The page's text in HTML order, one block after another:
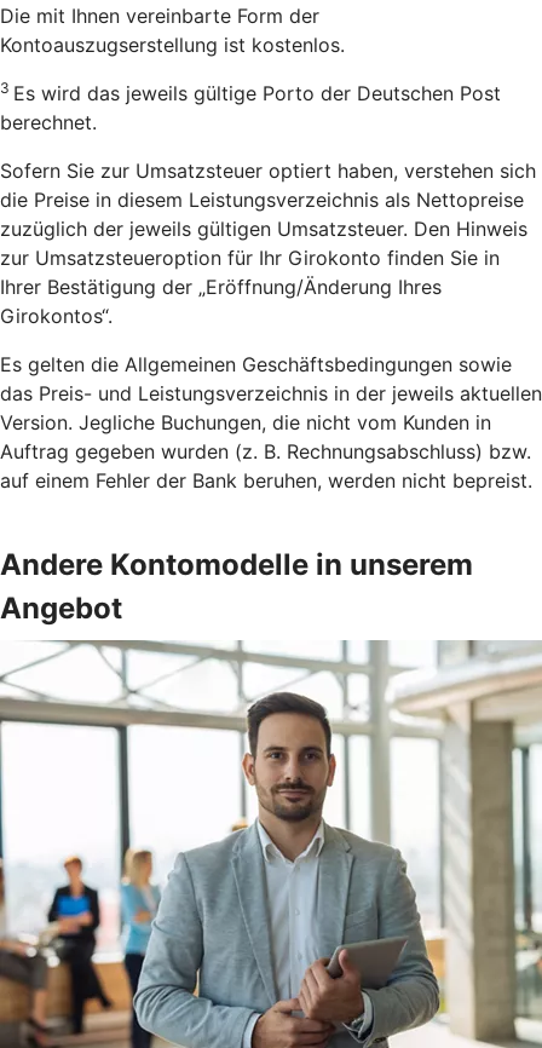
Die mit Ihnen vereinbarte Form der
Kontoauszugserstellung ist kostenlos.
3 Es wird das jeweils gültige Porto der Deutschen Post
berechnet.
Sofern Sie zur Umsatzsteuer optiert haben, verstehen sich
die Preise in diesem Leistungsverzeichnis als Nettopreise
zuzüglich der jeweils gültigen Umsatzsteuer. Den Hinweis
zur Umsatzsteueroption für Ihr Girokonto finden Sie in
Ihrer Bestätigung der „Eröffnung/Änderung Ihres
Girokontos“.
Es gelten die Allgemeinen Geschäftsbedingungen sowie
das Preis- und Leistungsverzeichnis in der jeweils aktuellen
Version. Jegliche Buchungen, die nicht vom Kunden in
Auftrag gegeben wurden (z. B. Rechnungsabschluss) bzw.
auf einem Fehler der Bank beruhen, werden nicht bepreist.
Andere Kontomodelle in unserem
Angebot